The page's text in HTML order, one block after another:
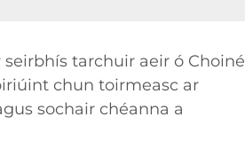
tarchuir aeir ó Choiné
chun toirmeasc ar
sochair chéanna a